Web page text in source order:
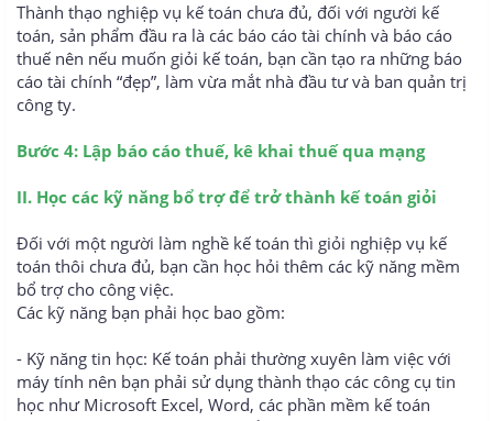
Thành thạo nghiệp vụ kế toán chưa đủ, đối với người kế
toán, sản phẩm đầu ra là các báo cáo tài chính và báo cáo
thuế nên nếu muốn giỏi kế toán, bạn cần tạo ra những báo
cáo tài chính “đẹp”, làm vừa mắt nhà đầu tư và ban quản trị
công ty.
Bước 4: Lập báo cáo thuế, kê khai thuế qua mạng
II. Học các kỹ năng bổ trợ để trở thành kế toán giỏi
Đối với một người làm nghề kế toán thì giỏi nghiệp vụ kế
toán thôi chưa đủ, bạn cần học hỏi thêm các kỹ năng mềm
bổ trợ cho công việc.
Các kỹ năng bạn phải học bao gồm:
- Kỹ năng tin học: Kế toán phải thường xuyên làm việc với
máy tính nên bạn phải sử dụng thành thạo các công cụ tin
học như Microsoft Excel, Word, các phần mềm kế toán